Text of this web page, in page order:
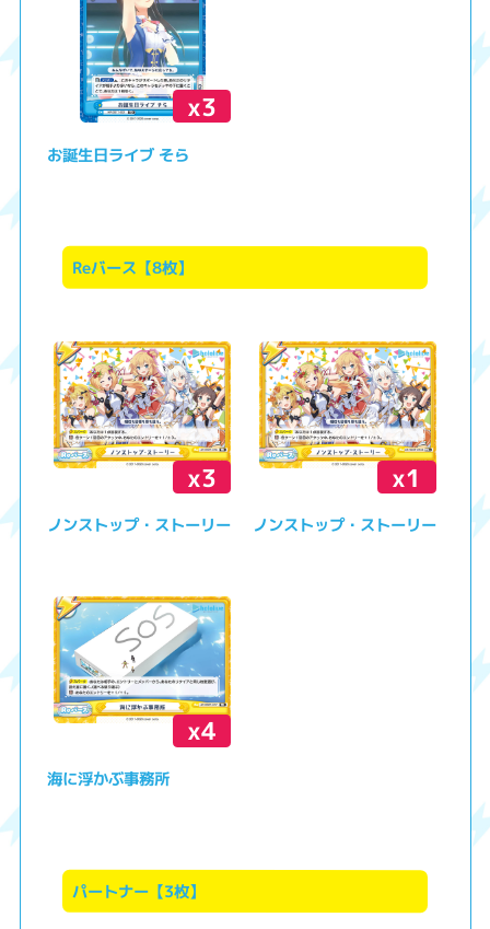
x3
お誕生日ライブ そら
Reバース【8枚】
x3
ノンストップ・ストーリー
x1
ノンストップ・ストーリー
x4
海に浮かぶ事務所
パートナー【3枚】